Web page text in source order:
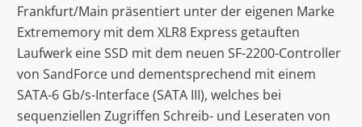
Frankfurt/Main präsentiert unter der eigenen Marke
Extrememory mit dem XLR8 Express getauften
Laufwerk eine SSD mit dem neuen SF-2200-Controller
von SandForce und dementsprechend mit einem
SATA-6 Gb/s-Interface (SATA III), welches bei
sequenziellen Zugriffen Schreib- und Leseraten von